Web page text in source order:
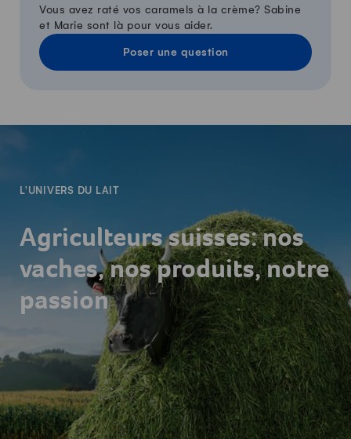
Vous avez raté vos caramels à la crème? Sabine
et Marie sont là pour vous aider.
Poser une question
L'UNIVERS DU LAIT
Agriculteurs suisses: nos
vaches, nos produits, notre
passion